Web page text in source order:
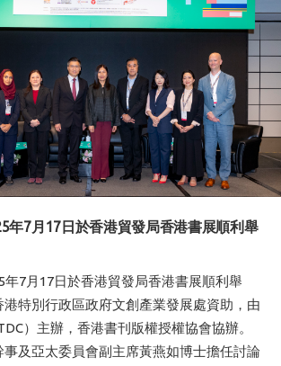
年7月17日於香港貿發局香港書展順利舉
年7月17日於香港貿發局香港書展順利舉
特別行政區政府文創產業發展處資助，由
）主辦，香港書刊版權授權協會協辦。
及亞太委員會副主席黃燕如博士擔任討論